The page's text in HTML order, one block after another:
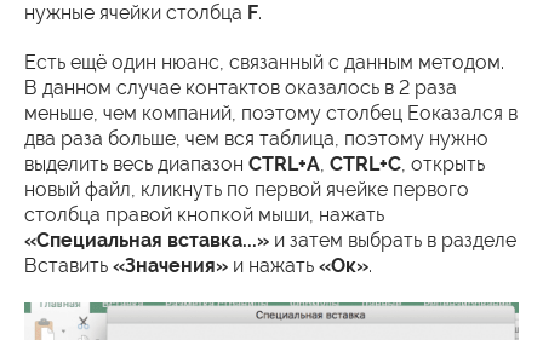
нужные ячейки столбца F.
Есть ещё один нюанс, связанный с данным методом.
В данном случае контактов оказалось в 2 раза
меньше, чем компаний, поэтому столбец Eоказался в
два раза больше, чем вся таблица, поэтому нужно
выделить весь диапазон CTRL+A CTRL+C , открыть
новый файл, кликнуть по первой ячейке первого
столбца правой кнопкой мыши, нажать
«Специальная вставка...» и затем выбрать в разделе
Вставить «Значения» и нажать «Ок».